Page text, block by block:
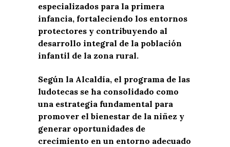
especializados para la primera
infancia, fortaleciendo los entornos
protectores y contribuyendo al
desarrollo integral de la población
infantil de la zona rural.
Según la Alcaldía, el programa de las
ludotecas se ha consolidado como
una estrategia fundamental para
promover el bienestar de la niñez y
generar oportunidades de
crecimiento en un entorno adecuado